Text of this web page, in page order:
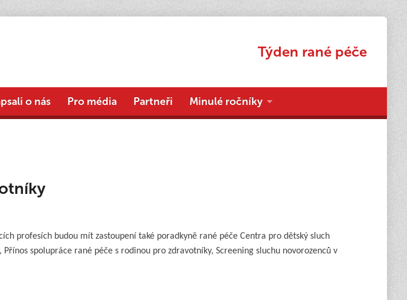
Týden rané péče
o nás Pro média Partneři Minulé ročníky
profesích budou mít zastoupení také poradkyně rané péče Centra pro dětský sluch
spolupráce rané péče s rodinou pro zdravotníky, Screening sluchu novorozenců v